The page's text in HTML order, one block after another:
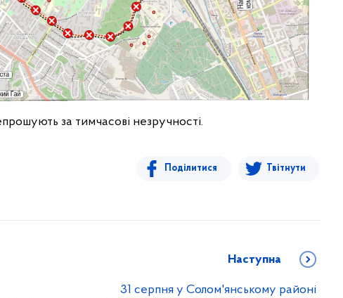
за тимчасові незручності.
Поділитися Твітнути
Наступна
31 серпня у Солом'янському районі